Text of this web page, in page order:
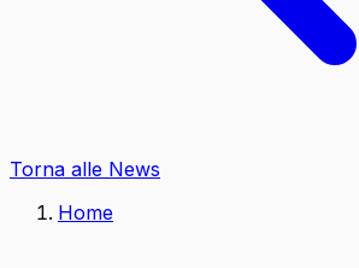
Torna alle News
Home